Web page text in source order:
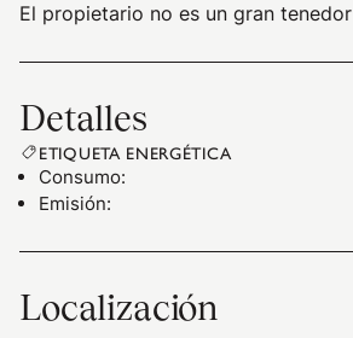
El propietario no es un gran tenedor
Detalles
ETIQUETA ENERGÉTICA
Consumo:
Emisión:
Localización